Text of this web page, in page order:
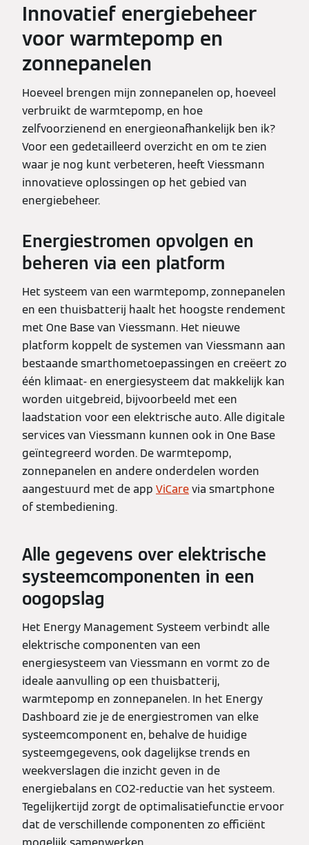
Innovatief energiebeheer
voor warmtepomp en
zonnepanelen
Hoeveel brengen mijn zonnepanelen op, hoeveel
verbruikt de warmtepomp, en hoe
zelfvoorzienend en energieonafhankelijk ben ik?
Voor een gedetailleerd overzicht en om te zien
waar je nog kunt verbeteren, heeft Viessmann
innovatieve oplossingen op het gebied van
energiebeheer.
Energiestromen opvolgen en
beheren via een platform
Het systeem van een warmtepomp, zonnepanelen
en een thuisbatterij haalt het hoogste rendement
met One Base van Viessmann. Het nieuwe
platform koppelt de systemen van Viessmann aan
bestaande smarthometoepassingen en creëert zo
één klimaat- en energiesysteem dat makkelijk kan
worden uitgebreid, bijvoorbeeld met een
laadstation voor een elektrische auto. Alle digitale
services van Viessmann kunnen ook in One Base
geïntegreerd worden. De warmtepomp,
zonnepanelen en andere onderdelen worden
aangestuurd met de app ViCarevia smartphone
of stembediening.
Alle gegevens over elektrische
systeemcomponenten in een
oogopslag
Het Energy Management Systeem verbindt alle
elektrische componenten van een
energiesysteem van Viessmann en vormt zo de
ideale aanvulling op een thuisbatterij,
warmtepomp en zonnepanelen. In het Energy
Dashboard zie je de energiestromen van elke
systeemcomponent en, behalve de huidige
systeemgegevens, ook dagelijkse trends en
weekverslagen die inzicht geven in de
energiebalans en CO2-reductie van het systeem.
Tegelijkertijd zorgt de optimalisatiefunctie ervoor
dat de verschillende componenten zo efficiënt